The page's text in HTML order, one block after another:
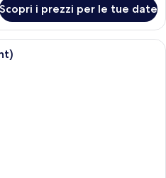
Scopri i prezzi per le tue date
Una moderna camera d'hotel con